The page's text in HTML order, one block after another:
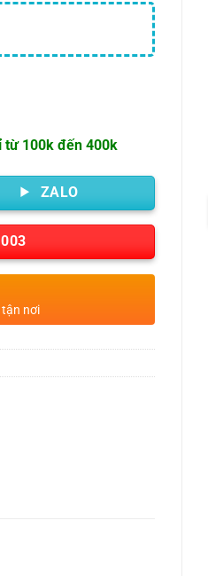
từ 100k đến 400k
ZALO
tận nơi